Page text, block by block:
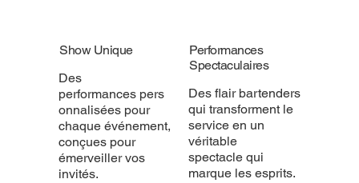
Show Unique
Des
performances pers
onnalisées pour
chaque événement,
conçues pour
émerveiller vos
invités.
Performances
Spectaculaires
Des flair bartenders
qui transforment le
service en un
véritable
spectacle qui
marque les esprits.